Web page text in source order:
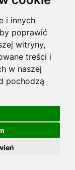
i innych
poprawić
witryny,
treści i
w naszej
pochodzą
miasta zaczęła
a od XV wieku
w XV wieku